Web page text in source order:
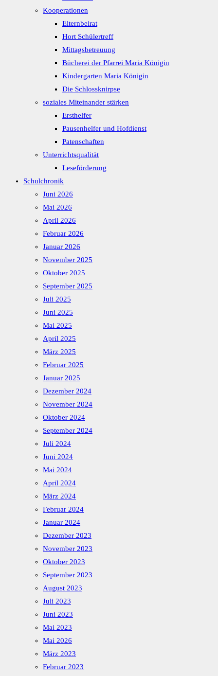
Kooperationen
Elternbeirat
Hort Schülertreff
Mittagsbetreuung
Bücherei der Pfarrei Maria Königin
Kindergarten Maria Königin
Die Schlossknirpse
soziales Miteinander stärken
Ersthelfer
Pausenhelfer und Hofdienst
Patenschaften
Unterrichtsqualität
Leseförderung
Schulchronik
Juni 2026
Mai 2026
April 2026
Februar 2026
Januar 2026
November 2025
Oktober 2025
September 2025
Juli 2025
Juni 2025
Mai 2025
April 2025
März 2025
Februar 2025
Januar 2025
Dezember 2024
November 2024
Oktober 2024
September 2024
Juli 2024
Juni 2024
Mai 2024
April 2024
März 2024
Februar 2024
Januar 2024
Dezember 2023
November 2023
Oktober 2023
September 2023
August 2023
Juli 2023
Juni 2023
Mai 2023
Mai 2026
März 2023
Februar 2023